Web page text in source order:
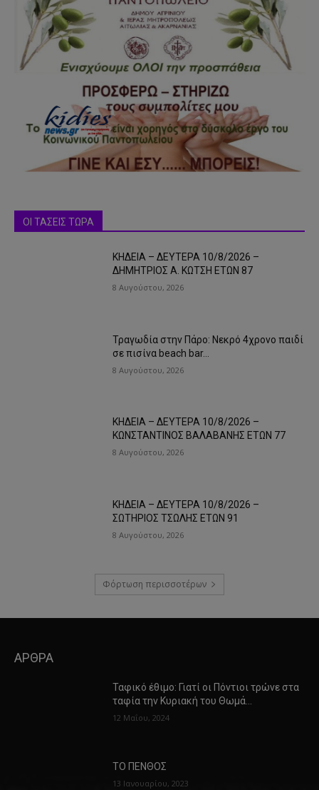
ΟΙ ΤΑΣΕΙΣ ΤΩΡΑ
ΚΗΔΕΙΑ – ΔΕΥΤΕΡΑ 10/8/2026 –
ΔΗΜΗΤΡΙΟΣ Α. ΚΩΤΣΗ ΕΤΩΝ 87
8 Αυγούστου, 2026
Τραγωδία στην Πάρο: Νεκρό 4χρονο παιδί
σε πισίνα beach bar…
8 Αυγούστου, 2026
ΚΗΔΕΙΑ – ΔΕΥΤΕΡΑ 10/8/2026 –
ΚΩΝΣΤΑΝΤΙΝΟΣ ΒΑΛΑΒΑΝΗΣ ΕΤΩΝ 77
8 Αυγούστου, 2026
ΚΗΔΕΙΑ – ΔΕΥΤΕΡΑ 10/8/2026 –
ΣΩΤΗΡΙΟΣ ΤΣΩΛΗΣ ΕΤΩΝ 91
8 Αυγούστου, 2026
Φόρτωση περισσοτέρων
ΑΡΘΡΑ
Ταφικό έθιμο: Γιατί οι Πόντιοι τρώνε στα
ταφία την Κυριακή του Θωμά…
12 Μαΐου, 2024
ΤΟ ΠΕΝΘΟΣ
13 Ιανουαρίου, 2023